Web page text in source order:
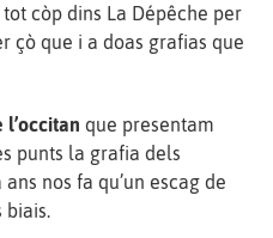
còp dins La Dépêche per
çò que i a doas grafias que
que presentam
punts la grafia dels
nos fa qu’un escag de